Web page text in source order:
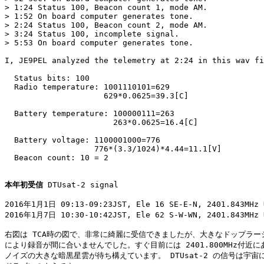
> 1:24 Status 100, Beacon count 1, mode AM.
> 1:52 On board computer generates tone.
> 2:24 Status 100, Beacon count 2, mode AM.
> 3:24 Status 100, incomplete signal.
> 5:53 On board computer generates tone.
I, JE9PEL analyzed the telemetry at 2:24 in this wav
  Status bits: 100
  Radio temperature: 1001110101=629
                     629*0.0625=39.3[C]
  Battery temperature: 100000111=263
                       263*0.0625=16.4[C]
  Battery voltage: 1100001000=776
                   776*(3.3/1024)*4.44=11.1[V]
  Beacon count: 10 = 2
本年初受信 DTUsat-2 signal
2016年1月1日 09:13-09:23JST, Ele 16 SE-E-N, 2401.843MHz
2016年1月7日 10:30-10:42JST, Ele 62 S-W-WN, 2401.843MHz
右図は TCA時の図で、非常に綺麗に受信できましたが、大きなドップラー
により録音が間に合いませんでした。すぐ目前には 2401.800MHz付近に
ノイズの大きな暗黒星雲が待ち構えています。 DTUsat-2 の信号は宇宙